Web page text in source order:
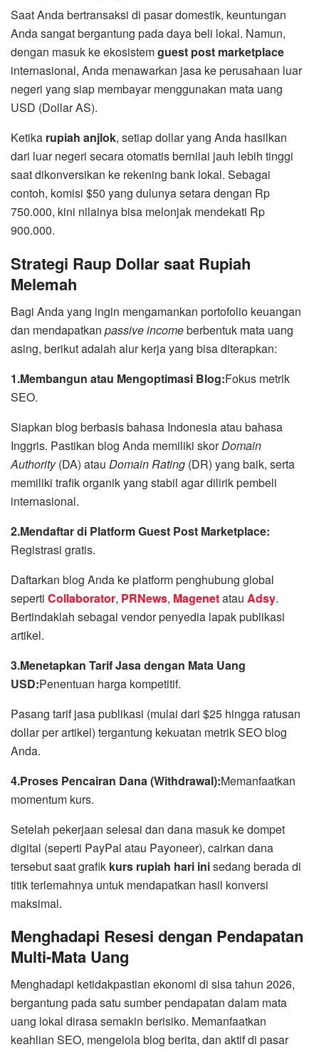
Saat Anda bertransaksi di pasar domestik, keuntungan
Anda sangat bergantung pada daya beli lokal. Namun,
dengan masuk ke ekosistemguest post marketplace
internasional, Anda menawarkan jasa ke perusahaan luar
negeri yang siap membayar menggunakan mata uang
USD (Dollar AS).
Ketika rupiah anjlok, setiap dollar yang Anda hasilkan
dari luar negeri secara otomatis bernilai jauh lebih tinggi
saat dikonversikan ke rekening bank lokal. Sebagai
contoh, komisi $50 yang dulunya setara dengan Rp
750.000, kini nilainya bisa melonjak mendekati Rp
900.000.
Strategi Raup Dollar saat Rupiah
Melemah
Bagi Anda yang ingin mengamankan portofolio keuangan
dan mendapatkan passive incomeberbentuk mata uang
asing, berikut adalah alur kerja yang bisa diterapkan:
1.Membangun atau Mengoptimasi Blog:Fokus metrik
SEO.
Siapkan blog berbasis bahasa Indonesia atau bahasa
Inggris. Pastikan blog Anda memiliki skorDomain
Authority(DA) atau Domain Rating (DR) yang baik, serta
memiliki trafik organik yang stabil agar dilirik pembeli
internasional.
2.Mendaftar di Platform Guest Post Marketplace:
Registrasi gratis.
Daftarkan blog Anda ke platform penghubung global
seperti Collaborator, PRNews, Magenetatau Adsy.
Bertindaklah sebagai vendor penyedia lapak publikasi
artikel.
3.Menetapkan Tarif Jasa dengan Mata Uang
USD:Penentuan harga kompetitif.
Pasang tarif jasa publikasi (mulai dari $25 hingga ratusan
dollar per artikel) tergantung kekuatan metrik SEO blog
Anda.
4.Proses Pencairan Dana (Withdrawal):Memanfaatkan
momentum kurs.
Setelah pekerjaan selesai dan dana masuk ke dompet
digital (seperti PayPal atau Payoneer), cairkan dana
tersebut saat grafik kurs rupiah hari inisedang berada di
titik terlemahnya untuk mendapatkan hasil konversi
maksimal.
Menghadapi Resesi dengan Pendapatan
Multi-Mata Uang
Menghadapi ketidakpastian ekonomi di sisa tahun 2026,
bergantung pada satu sumber pendapatan dalam mata
uang lokal dirasa semakin berisiko. Memanfaatkan
keahlian SEO, mengelola blog berita, dan aktif di pasar